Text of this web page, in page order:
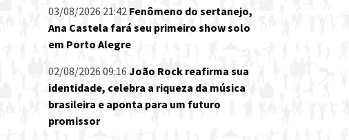
03/08/2026 21:42 Fenômeno do sertanejo,
Ana Castela fará seu primeiro show solo
em Porto Alegre
02/08/2026 09:16 João Rock reafirma sua
identidade, celebra a riqueza da música
brasileira e aponta para um futuro
promissor